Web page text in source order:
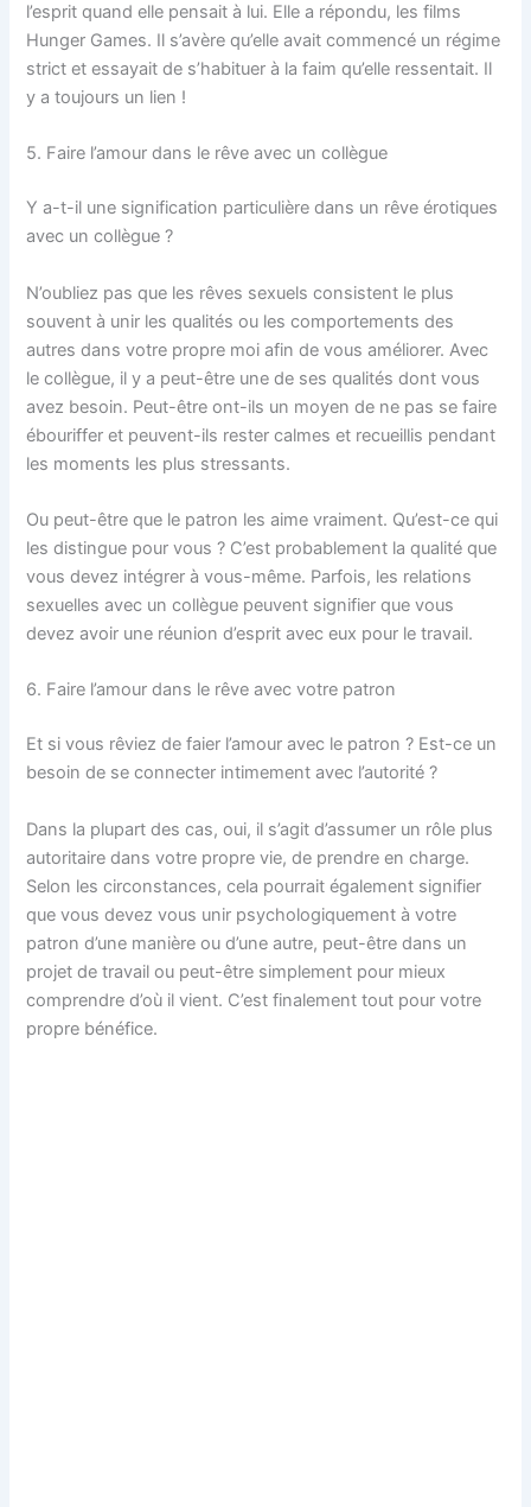
l’esprit quand elle pensait à lui. Elle a répondu, les films
Hunger Games. Il s’avère qu’elle avait commencé un régime
strict et essayait de s’habituer à la faim qu’elle ressentait. Il
y a toujours un lien !
5. Faire l’amour dans le rêve avec un collègue
Y a-t-il une signification particulière dans un rêve érotiques
avec un collègue ?
N’oubliez pas que les rêves sexuels consistent le plus
souvent à unir les qualités ou les comportements des
autres dans votre propre moi afin de vous améliorer. Avec
le collègue, il y a peut-être une de ses qualités dont vous
avez besoin. Peut-être ont-ils un moyen de ne pas se faire
ébouriffer et peuvent-ils rester calmes et recueillis pendant
les moments les plus stressants.
Ou peut-être que le patron les aime vraiment. Qu’est-ce qui
les distingue pour vous ? C’est probablement la qualité que
vous devez intégrer à vous-même. Parfois, les relations
sexuelles avec un collègue peuvent signifier que vous
devez avoir une réunion d’esprit avec eux pour le travail.
6. Faire l’amour dans le rêve avec votre patron
Et si vous rêviez de faier l’amour avec le patron ? Est-ce un
besoin de se connecter intimement avec l’autorité ?
Dans la plupart des cas, oui, il s’agit d’assumer un rôle plus
autoritaire dans votre propre vie, de prendre en charge.
Selon les circonstances, cela pourrait également signifier
que vous devez vous unir psychologiquement à votre
patron d’une manière ou d’une autre, peut-être dans un
projet de travail ou peut-être simplement pour mieux
comprendre d’où il vient. C’est finalement tout pour votre
propre bénéfice.